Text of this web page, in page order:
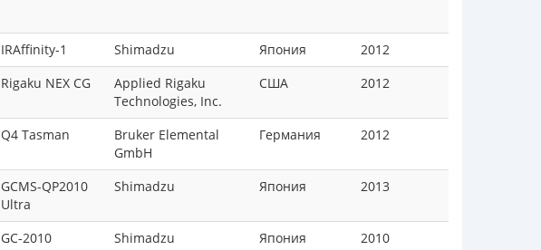
IRAffinity-1 Shimadzu Япония
2012
Rigaku NEX CG
Applied Rigaku
Technologies, Inc.
США 2012
Q4 Tasman
Bruker Elemental
GmbH
Германия 2012
GCMS-QP2010
Ultra
Shimadzu Япония 2013
GС-2010 Shimadzu Япония
2010